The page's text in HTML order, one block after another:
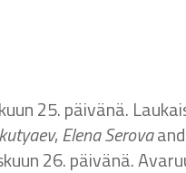
25. päivänä.
,Elena Serovaand
26. päivänä.